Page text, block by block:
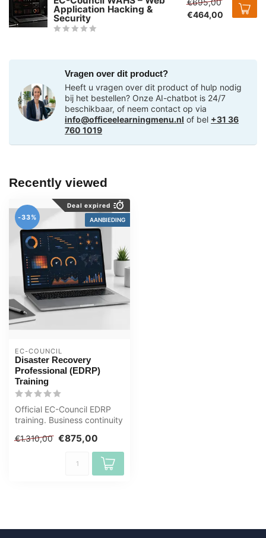
Application Hacking &
Security
€464,00
Vragen over dit product?
Heeft u vragen over dit product of hulp nodig
bij het bestellen? Onze AI-chatbot is 24/7
beschikbaar, of neem contact op via
info@officeelearningmenu.nl of bel +31 36
760 1019
Recently viewed
AANBIEDING
Deal expired
-33%
EC-COUNCIL
Disaster Recovery
Professional (EDRP)
Training
Official EC-Council EDRP
training. Business continuity
€1.310,00 €875,00